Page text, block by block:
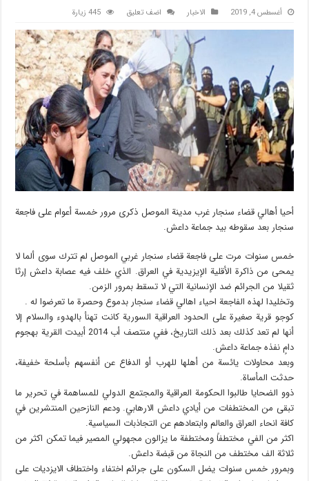
أغسطس 4, 2019 الاخبار اضف تعليق 445 زيارة
أحيا أهالي قضاء سنجار غرب مدينة الموصل ذكرى مرور خمسة أعوام على فاجعة
سنجار بعد سقوطه بيد جماعة داعش.
خمس سنوات مرت على فاجعة قضاء سنجار غربي الموصل لم تترك سوى ألما لا
يمحى من ذاكرة الأقلية الإيزيدية في العراق. الذي خلف فيه عصابة داعش إرثا
ثقيلا من الجرائم ضد الإنسانية التي لا تسقط بمرور الزمن.
وتخليدا لهذه الفاجعة احياء اهالي قضاء سنجار بدموع وحصرة ما تعرضوا له .
كوجو قرية صغيرة على الحدود العراقية السورية كانت تهنأ بالهدوء والسلام إلا
أنها لم تعد كذلك بعد ذلك التاريخ، ففي منتصف أب 2014 أبيدت القرية بهجوم
دامٍ نفذه جماعة داعش.
وبعد محاولات يائسة من أهلها للهرب أو الدفاع عن أنفسهم بأسلحة خفيفة،
حدثت المأساة.
ذوو الضحايا طالبوا الحكومة العراقية والمجتمع الدولي للمساهمة في تحرير ما
تبقى من المختطفات من أيادي داعش الارهابي. ودعم النازحين المنتشرين في
كافة انحاء العراق والعالم وابتعادهم عن التجاذبات السياسية.
اكثر من الفي مختطفاً ومختطفة ما يزالون مجهولي المصير فيما تمكن اكثر من
ثلاثة الف مختطف من النجاة من قبضة داعش.
وبمرور خمس سنوات يضل السكون علی جرائم اختفاء واختطاف الايزديات علی